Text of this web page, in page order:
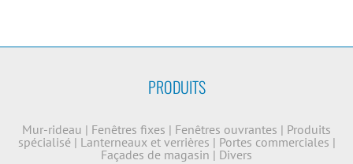
PRODUITS
Mur-rideau | Fenêtres fixes | Fenêtres ouvrantes | Produits
spécialisé | Lanterneaux et verrières | Portes commerciales |
Façades de magasin | Divers